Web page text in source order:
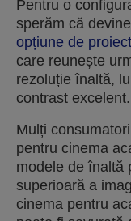
Pentru o
sperăm că
opțiune de
care reunește
rezoluție înaltă,
contrast excelent.
Mulți
pentru cinema
modele de înaltă
superioară a
cinema pentru